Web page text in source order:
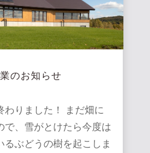
のお知らせ
わりました！ まだ畑に
で、雪がとけたら今度は
ぶどうの樹を起こしま